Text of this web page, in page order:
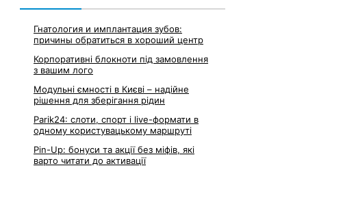
Гнатология и имплантация зубов:
причины обратиться в хороший центр
Корпоративні блокноти під замовлення
з вашим лого
Модульні ємності в Києві – надійне
рішення для зберігання рідин
Parik24: слоти, спорт і live-формати в
одному користувацькому маршруті
Pin-Up: бонуси та акції без міфів, які
варто читати до активації